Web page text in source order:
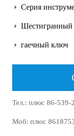
Серия
Шестигранный
гаечный ключ
Тел.: плюс 86-539-
Моб: плюс